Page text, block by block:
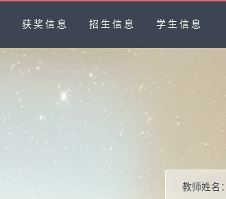
获奖信息 招生信息 学生信息
教师姓名：